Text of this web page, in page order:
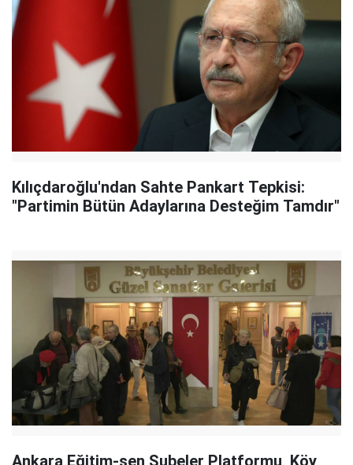
Kılıçdaroğlu'ndan Sahte Pankart Tepkisi:
"Partimin Bütün Adaylarına Desteğim Tamdır"
Ankara Eğitim-sen Şubeler Platformu, Köy